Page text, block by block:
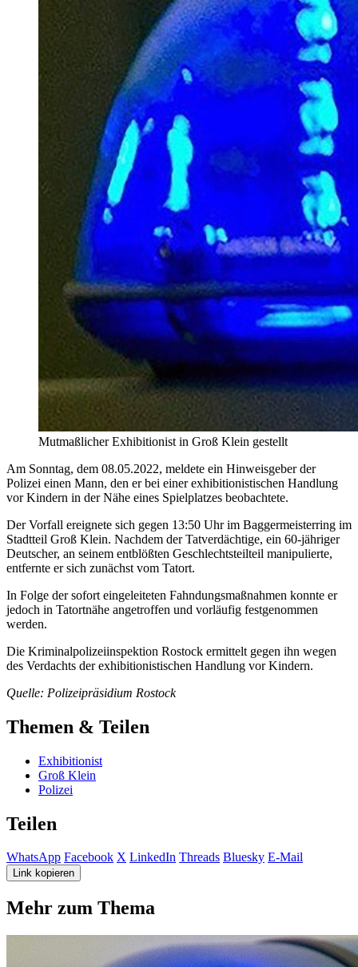
Mutmaßlicher Exhibitionist in Groß Klein gestellt
Am Sonntag, dem 08.05.2022, meldete ein Hinweisgeber der
Polizei einen Mann, den er bei einer exhibitionistischen Handlung
vor Kindern in der Nähe eines Spielplatzes beobachtete.
Der Vorfall ereignete sich gegen 13:50 Uhr im Baggermeisterring im
Stadtteil Groß Klein. Nachdem der Tatverdächtige, ein 60-jähriger
Deutscher, an seinem entblößten Geschlechtsteilteil manipulierte,
entfernte er sich zunächst vom Tatort.
In Folge der sofort eingeleiteten Fahndungsmaßnahmen konnte er
jedoch in Tatortnähe angetroffen und vorläufig festgenommen
werden.
Die Kriminalpolizeiinspektion Rostock ermittelt gegen ihn wegen
des Verdachts der exhibitionistischen Handlung vor Kindern.
Quelle: Polizeipräsidium Rostock
Themen & Teilen
Exhibitionist
Groß Klein
Polizei
Teilen
WhatsApp Facebook X LinkedIn Threads Bluesky E-Mail
Link kopieren
Mehr zum Thema